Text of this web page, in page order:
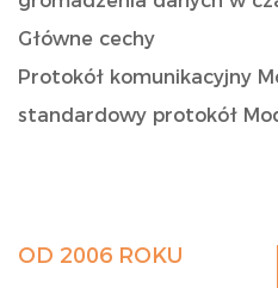
Główne cechy
Protokół komunikacyjny
standardowy protokół
Transmisja
OD 2006 ROKU